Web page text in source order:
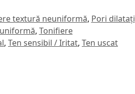
textură neuniformă, Pori dilatați
, Tonifiere
, Ten sensibil / Iritat, Ten uscat